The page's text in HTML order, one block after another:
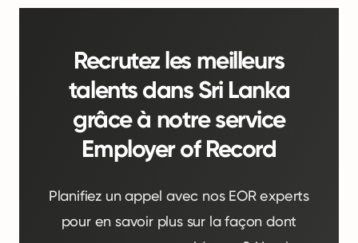
Recrutez les meilleurs
talents dans Sri Lanka
grâce à notre service
Employer of Record
Planifiez un appel avec nos EOR experts
pour en savoir plus sur la façon dont